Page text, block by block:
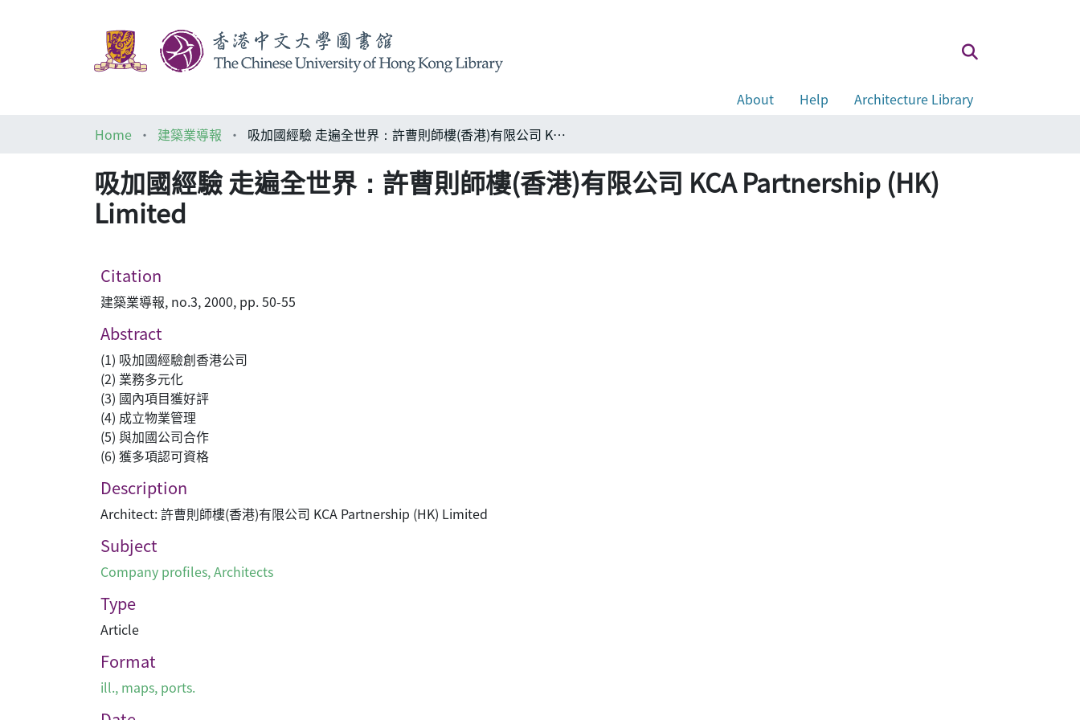
About Help
Architecture Library
Home
建築業導報 吸加國經驗 走遍全世界：許曹則師樓(香港)有限公司 KCA Partnership (HK) Limited
吸加國經驗 走遍全世界：許曹則師樓(香港)有限公司 KCA Partnership (HK)
Limited
Citation
建築業導報, no.3, 2000, pp. 50-55
Abstract
(1) 吸加國經驗創香港公司
(2) 業務多元化
(3) 國內項目獲好評
(4) 成立物業管理
(5) 與加國公司合作
(6) 獲多項認可資格
Description
Architect: 許曹則師樓(香港)有限公司 KCA Partnership (HK) Limited
Subject
Company profiles,Architects
Type
Article
Format
ill., maps, ports.